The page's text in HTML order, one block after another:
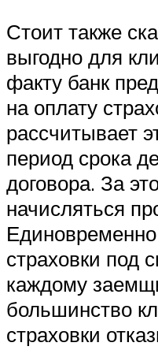
Стоит также
выгодно для
факту банк
на оплату
рассчитывает
период срока
договора. За
начисляться
страховки под
каждому
большинство
страховки